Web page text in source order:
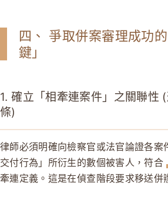
四、 爭取併案審理成功
鍵」
1. 確立「相牽連案件」之關聯性
條)
律師必須明確向檢察官或法官論證各案
交付行為」所衍生的數個被害人，符合
牽連定義。這是在偵查階段要求移送併